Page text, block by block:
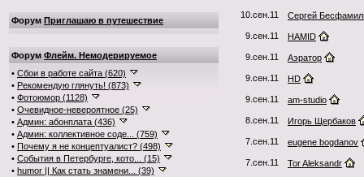
Форум Приглашаю в путешествие
Форум Флейм. Немодерируемое
• Сбои в работе сайта (620)
• Рекомендую глянуть! (873)
• Фотоюмор (1128)
• Очевидное-невероятное (25)
• Админ: абонплата (436)
• Админ: коллективное соде... (759)
• Почему я не концептуалист? (498)
• События в Петербурге, кото... (15)
• humor || Как стать знамени... (39)
10.сен.11 Сергей
9.сен.11 HAMID
9.сен.11 Аэратор
9.сен.11 HD
9.сен.11 am-studio
8.сен.11 Игорь Щербаков
7.сен.11 eugene bogdanov
7.сен.11 Tor Aleksandr